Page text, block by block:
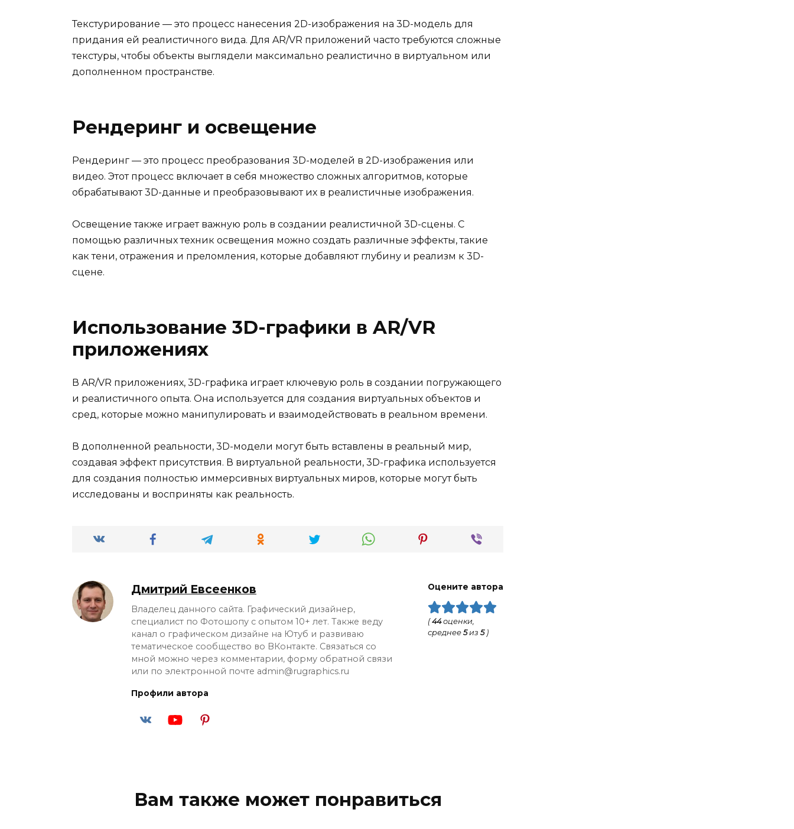
Текстурирование — это процесс нанесения 2D-изображения на 3D-модель для
придания ей реалистичного вида. Для AR/VR приложений часто требуются сложные
текстуры, чтобы объекты выглядели максимально реалистично в виртуальном или
дополненном пространстве.
Рендеринг и освещение
Рендеринг — это процесс преобразования 3D-моделей в 2D-изображения или
видео. Этот процесс включает в себя множество сложных алгоритмов, которые
обрабатывают 3D-данные и преобразовывают их в реалистичные изображения.
Освещение также играет важную роль в создании реалистичной 3D-сцены. С
помощью различных техник освещения можно создать различные эффекты, такие
как тени, отражения и преломления, которые добавляют глубину и реализм к 3D-
сцене.
Использование 3D-графики в AR/VR
приложениях
В AR/VR приложениях, 3D-графика играет ключевую роль в создании погружающего
и реалистичного опыта. Она используется для создания виртуальных объектов и
сред, которые можно манипулировать и взаимодействовать в реальном времени.
В дополненной реальности, 3D-модели могут быть вставлены в реальный мир,
создавая эффект присутствия. В виртуальной реальности, 3D-графика используется
для создания полностью иммерсивных виртуальных миров, которые могут быть
исследованы и восприняты как реальность.
Дмитрий Евсеенков
Владелец данного сайта. Графический дизайнер,
специалист по Фотошопу с опытом 10+ лет. Также веду
канал о графическом дизайне на Ютуб и развиваю
тематическое сообщество во ВКонтакте. Связаться со
мной можно через комментарии, форму обратной связи
или по электронной почте admin@rugraphics.ru
Профили автора
Оцените автора
(44оценки,
среднее 5из 5)
Вам также может понравиться